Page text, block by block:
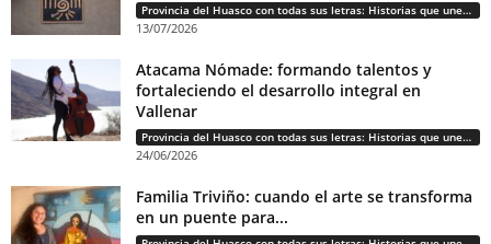
Provincia del Huasco con todas sus letras: Historias que unen cultura, diversidad e identidad
13/07/2026
Atacama Nómade: formando talentos y
fortaleciendo el desarrollo integral en
Vallenar
Provincia del Huasco con todas sus letras: Historias que unen cultura, diversidad e identidad
24/06/2026
Familia Triviño: cuando el arte se transforma
en un puente para...